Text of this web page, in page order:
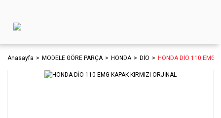
Anasayfa MODELE GÖRE PARÇA HONDA DİO HONDA DİO 110 EMG